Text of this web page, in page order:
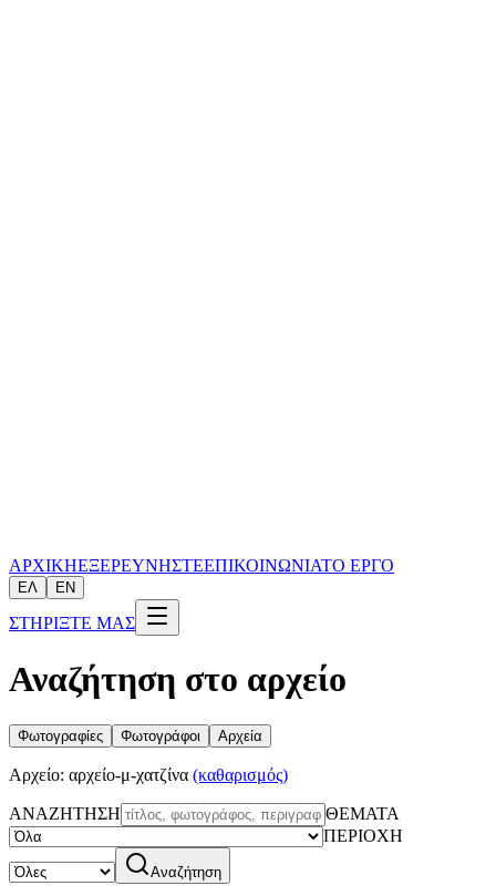
ΑΡΧΙΚΗΕΞΕΡΕΥΝΗΣΤΕΕΠΙΚΟΙΝΩΝΙΑΤΟ ΕΡΓΟ
ΕΛ EN
ΣΤΗΡΙΞΤΕ ΜΑΣ
Αναζήτηση στο αρχείο
Φωτογραφίες Φωτογράφοι Αρχεία
Αρχείο: αρχείο-μ-χατζίνα (καθαρισμός)
ΑΝΑΖΗΤΗΣΗ
ΘΕΜΑΤΑ
ΠΕΡΙΟΧΗ
Αναζήτηση